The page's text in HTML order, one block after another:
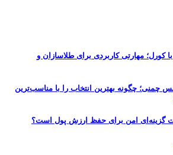
کورل؛ مهارتی کاربردی برای طلاسازان و
چمنی؛ چگونه بهترین انتخاب را با مناسب‌ترین
گزینه‌ای امن برای حفظ ارزش پول است؟